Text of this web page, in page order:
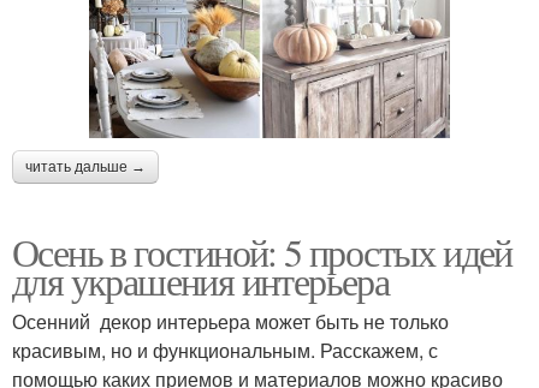
читать дальше →
Осень в гостиной: 5 простых идей
для украшения интерьера
Осенний декор интерьера может быть не только
красивым, но и функциональным. Расскажем, с
помощью каких приемов и материалов можно красиво